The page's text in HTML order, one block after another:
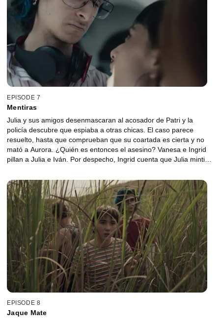
EPISODE 7
Mentiras
Julia y sus amigos desenmascaran al acosador de Patri y la
policía descubre que espiaba a otras chicas. El caso parece
resuelto, hasta que comprueban que su coartada es cierta y no
mató a Aurora. ¿Quién es entonces el asesino? Vanesa e Ingrid
pillan a Julia e Iván. Por despecho, Ingrid cuenta que Julia mintió
que mataron a Aurora.
EPISODE 8
Jaque Mate